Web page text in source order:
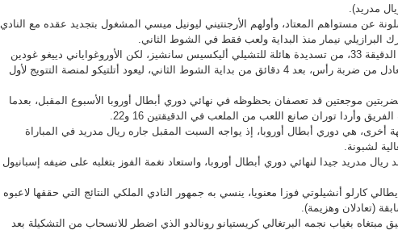
عن مستواهم المعتاد، وأولهم الأرجنتيني ليونيل ميسي المشغول بتجديد عقده مع النادي
البرازيلي نيمار منذ البداية ولعب فقط في الشوط الثاني.
وتقدم برشلونة أولا في الدقيقة 33، من تسديدة هائلة للتشيلي أليكسيس سانشيز، لكن الأوروغواياني دييغو غودين
مهاجم أتلتيكو سجل التعادل من ضربة رأس، بعد 4 دقائق من بداية الشوط الثاني، ليعود أتلتيكو لمنصة التتويج لأول
موجعتين قد تعصفان بحظوظه في نهائي دوري أبطال أوروبا الأسبوع المقبل، بعدما
وأردا توران صانع اللعب من الملعب في الدقيقتين 16 و22.
أخرى، هي دوري أبطال أوروبا، إذ يواجه السبت المقبل جاره ريال مدريد في المباراة
لشبونة.
ريال مدريد جيدا لنهائي دوري أبطال أوروبا، واستعاد نغمة الفوز بتغلبه على ضيفه إسبانيول
كارلو أنشيلوتي فوزا معنويا، ينسي به جمهور النادي الملكي النتائج التي حققها لاعبوه
(تعادلان وهزيمة).
مبتغاه بغياب نجمه البرتغالي كريستيانو رونالدو الذي اضطر للانسحاب من التشكيلة بعد